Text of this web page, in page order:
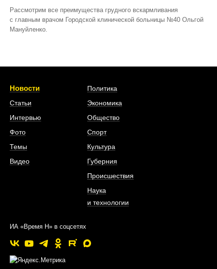
Рассмотрим все преимущества грудного вскармливания
с главным врачом Городской клинической больницы №40 Ольгой
Мануйленко.
Новости
Статьи
Интервью
Фото
Темы
Видео
Политика
Экономика
Общество
Спорт
Культура
Губерния
Происшествия
Наука
и технологии
ИА «Время Н» в соцсетях